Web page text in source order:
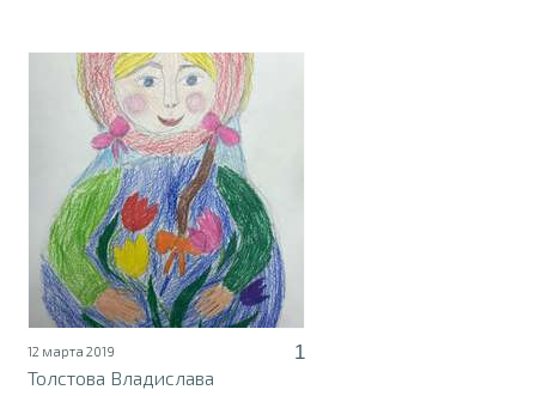
12 марта 2019
1
Толстова Владислава